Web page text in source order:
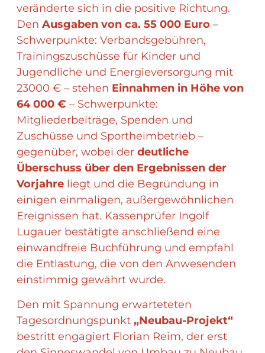
veränderte sich in die positive Richtung.
Den Ausgaben von ca. 55 000 Euro –
Schwerpunkte: Verbandsgebühren,
Trainingszuschüsse für Kinder und
Jugendliche und Energieversorgung mit
23000 € – stehen Einnahmen in Höhe von
64 000 € – Schwerpunkte:
Mitgliederbeiträge, Spenden und
Zuschüsse und Sportheimbetrieb –
gegenüber, wobei der deutliche
Überschuss über den Ergebnissen der
Vorjahre liegt und die Begründung in
einigen einmaligen, außergewöhnlichen
Ereignissen hat. Kassenprüfer Ingolf
Lugauer bestätigte anschließend eine
einwandfreie Buchführung und empfahl
die Entlastung, die von den Anwesenden
einstimmig gewährt wurde.
Den mit Spannung erwarteteten
Tagesordnungspunkt „Neubau-Projekt“
bestritt engagiert Florian Reim, der erst